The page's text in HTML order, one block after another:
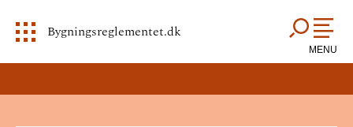
Bygningsreglementet.dk
MENU